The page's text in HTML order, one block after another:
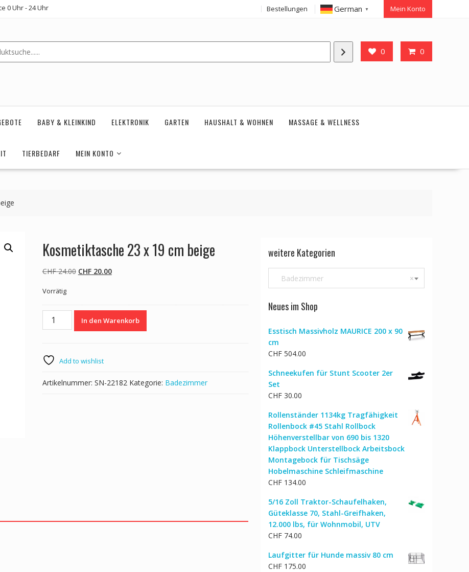
0 Uhr - 24 Uhr Bestellungen German ▼ Mein Konto
0 0
BABY & KLEINKIND ELEKTRONIK GARTEN HAUSHALT & WOHNEN MASSAGE & WELLNESS
TIERBEDARF MEIN KONTO
Kosmetiktasche 23 x 19 cm beige
CHF24.00 Ursprünglicher
CHF 24.00
CHF20.00Aktueller
CHF 20.00.
Vorrätig
Kosmetiktasche
cm
beige
Menge
In den Warenkorb
Add to wishlist
Artikelnummer: SN-22182 Kategorie: Badezimmer
weitere Kategorien
×
Badezimmer
Neues im Shop
Esstisch Massivholz MAURICE 200 x 90
cm
CHF 504.00
Schneekufen für Stunt Scooter 2er
Set
CHF 30.00
Rollenständer 1134kg Tragfähigkeit
Rollenbock #45 Stahl Rollbock
Höhenverstellbar von 690 bis 1320
Klappbock Unterstellbock Arbeitsbock
Montagebock für Tischsäge
Hobelmaschine Schleifmaschine
CHF 134.00
5/16 Zoll Traktor-Schaufelhaken,
Güteklasse 70, Stahl-Greifhaken,
12.000 lbs, für Wohnmobil, UTV
CHF 74.00
Laufgitter für Hunde massiv 80 cm
CHF 175.00